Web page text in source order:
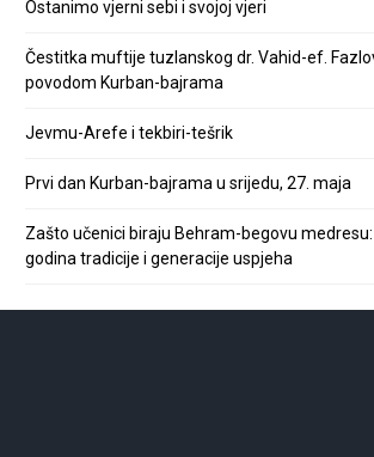
Ostanimo vjerni sebi i svojoj vjeri
Čestitka muftije tuzlanskog dr. Vahid-ef.
povodom Kurban-bajrama
Jevmu-Arefe i tekbiri-tešrik
Prvi dan Kurban-bajrama u srijedu, 27. maja
Zašto učenici biraju Behram-begovu
godina tradicije i generacije uspjeha